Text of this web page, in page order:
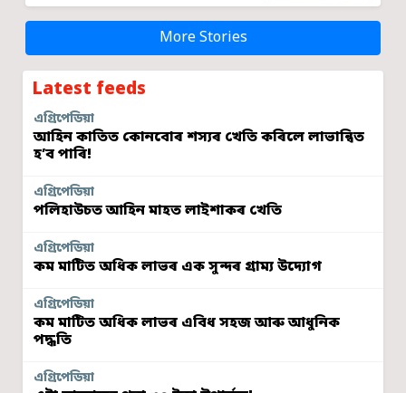
More Stories
Latest feeds
এগ্ৰিপেডিয়া
আহিন কাতিত কোনবোৰ শস্যৰ খেতি কৰিলে লাভান্বিত
হ’ব পাৰি!
এগ্ৰিপেডিয়া
পলিহাউচত আহিন মাহত লাইশাকৰ খেতি
এগ্ৰিপেডিয়া
কম মাটিত অধিক লাভৰ এক সুন্দৰ গ্ৰাম্য উদ্যোগ
এগ্ৰিপেডিয়া
কম মাটিত অধিক লাভৰ এবিধ সহজ আৰু আধুনিক
পদ্ধতি
এগ্ৰিপেডিয়া